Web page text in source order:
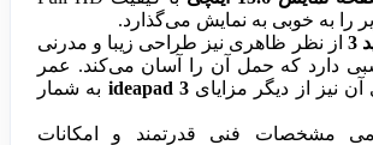
را به خوبی به نمایش می‌گذارد.
3
از نظر ظاهری نیز طراحی زیبا و مدرنی
دارد که حمل آن را آسان می‌کند. عمر
آن نیز از دیگر مزایایideapad 3 به شمار
مشخصات فنی قدرتمند و امکانات